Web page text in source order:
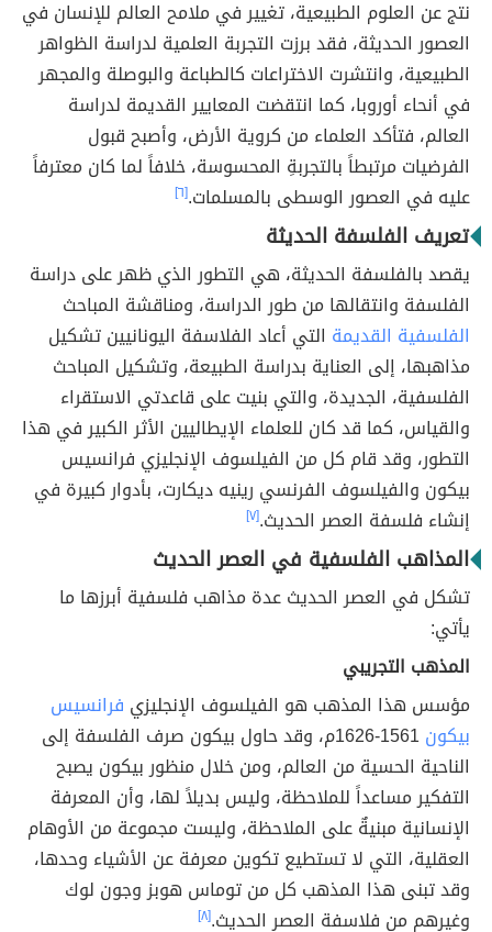
نتج عن العلوم الطبيعية، تغيير في ملامح العالم للإنسان في
العصور الحديثة، فقد برزت التجربة العلمية لدراسة الظواهر
الطبيعية، وانتشرت الاختراعات كالطباعة والبوصلة والمجهر
في أنحاء أوروبا، كما انتقضت المعايير القديمة لدراسة
العالم، فتأكد العلماء من كروية الأرض، وأصبح قبول
الفرضيات مرتبطاً بالتجربةِ المحسوسة، خلافاً لما كان معترفاً
عليه في العصور الوسطى بالمسلمات.[٦]
تعريف الفلسفة الحديثة
يقصد بالفلسفة الحديثة، هي التطور الذي ظهر على دراسة
الفلسفة وانتقالها من طور الدراسة، ومناقشة المباحث
الفلسفية القديمة التي أعاد الفلاسفة اليونانيين تشكيل
مذاهبها، إلى العناية بدراسة الطبيعة، وتشكيل المباحث
الفلسفية، الجديدة، والتي بنيت على قاعدتي الاستقراء
والقياس، كما قد كان للعلماء الإيطاليين الأثر الكبير في هذا
التطور، وقد قام كل من الفيلسوف الإنجليزي فرانسيس
بيكون والفيلسوف الفرنسي رينيه ديكارت، بأدوار كبيرة في
إنشاء فلسفة العصر الحديث.[٧]
المذاهب الفلسفية في العصر الحديث
تشكل في العصر الحديث عدة مذاهب فلسفية أبرزها ما
يأتي:
المذهب التجريبي
مؤسس هذا المذهب هو الفيلسوف الإنجليزي فرانسيس
بيكون
1561-1626م، وقد حاول بيكون صرف الفلسفة إلى
الناحية الحسية من العالم، ومن خلال منظور بيكون يصبح
التفكير مساعداً للملاحظة، وليس بديلاً لها، وأن المعرفة
الإنسانية مبنيةٌ على الملاحظة، وليست مجموعة من الأوهام
العقلية، التي لا تستطيع تكوين معرفة عن الأشياء وحدها،
وقد تبنى هذا المذهب كل من توماس هوبز وجون لوك
وغيرهم من فلاسفة العصر الحديث.[٨]